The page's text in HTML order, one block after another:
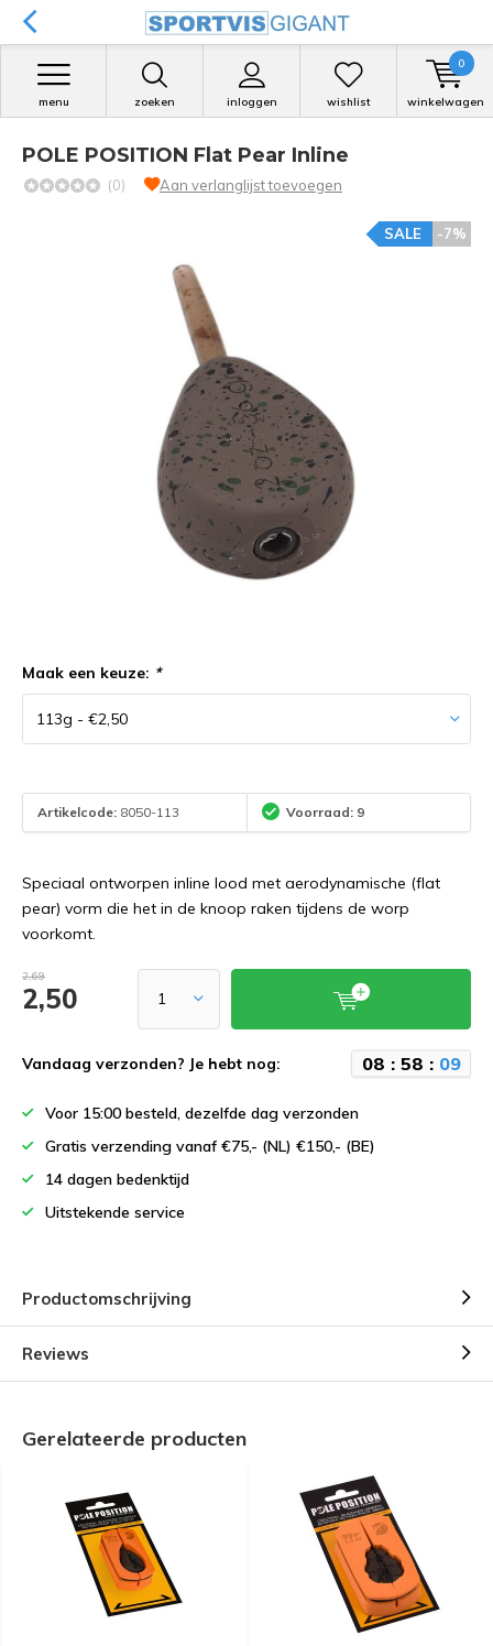
zoeken inloggen
menu wishlist winkelwagen
0
POLE POSITION Flat Pear Inline
(0) Aan verlanglijst toevoegen
-7%
SALE
Maak een keuze: *
Artikelcode: 8050-113 Voorraad: 9
Speciaal ontworpen inline lood met aerodynamische (flat
pear) vorm die het in de knoop raken tijdens de worp
voorkomt.
2,69
2,50
Vandaag verzonden? Je hebt nog: 08 : 58 : 08
Voor 15:00 besteld, dezelfde dag verzonden
Gratis verzending vanaf €75,- (NL) €150,- (BE)
14 dagen bedenktijd
Uitstekende service
Productomschrijving
Reviews
Gerelateerde producten